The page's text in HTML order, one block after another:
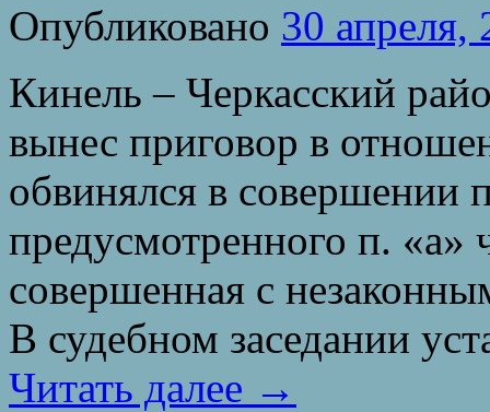
Опубликовано 30 апреля,
Кинель – Черкасский
вынес приговор в
обвинялся в совершении
предусмотренного п.
совершенная с
В судебном заседании
Читать далее →